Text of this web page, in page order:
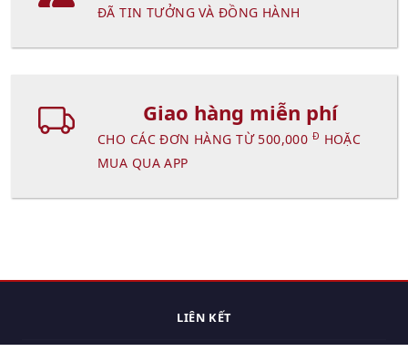
ĐÃ TIN TƯỞNG VÀ ĐỒNG HÀNH
Giao hàng miễn phí
CHO CÁC ĐƠN HÀNG TỪ 500,000 Đ HOẶC
MUA QUA APP
LIÊN KẾT